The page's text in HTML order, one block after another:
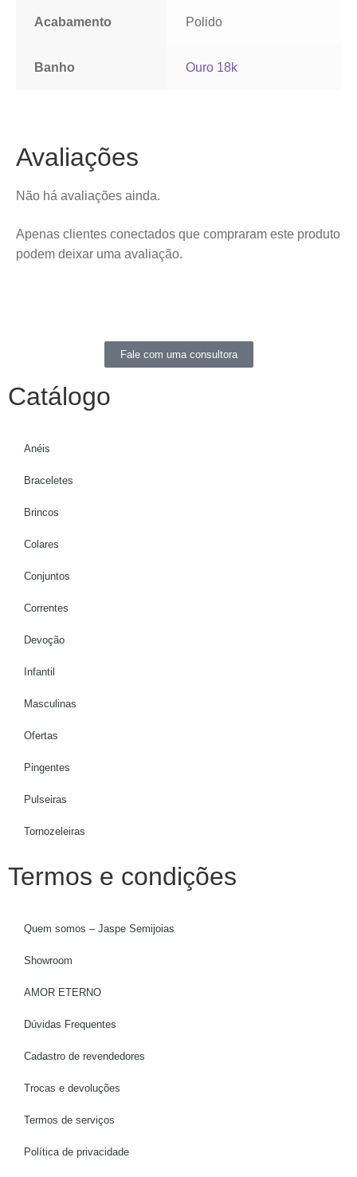
Acabamento Polido
Banho Ouro 18k
Avaliações
Não há avaliações ainda.
Apenas clientes conectados que compraram este produto
podem deixar uma avaliação.
Fale com uma consultora
Catálogo
Anéis
Braceletes
Brincos
Colares
Conjuntos
Correntes
Devoção
Infantil
Masculinas
Ofertas
Pingentes
Pulseiras
Tornozeleiras
Termos e condições
Quem somos – Jaspe Semijoias
Showroom
AMOR ETERNO
Dúvidas Frequentes
Cadastro de revendedores
Trocas e devoluções
Termos de serviços
Política de privacidade